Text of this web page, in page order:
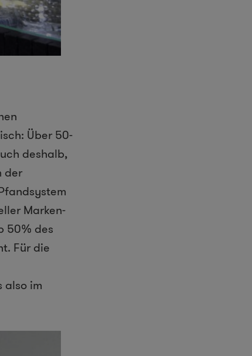
Über 50-
deshalb,
der
Marken-
50% des
Für die
also im